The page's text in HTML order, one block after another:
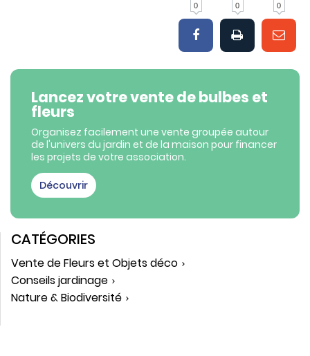
0 0 0
Lancez votre vente de bulbes et
fleurs
Organisez facilement une vente groupée autour
de l'univers du jardin et de la maison pour financer
les projets de votre association.
Découvrir
CATÉGORIES
Vente de Fleurs et Objets déco
Conseils jardinage
Nature & Biodiversité